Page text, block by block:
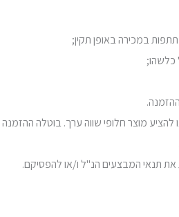
מוצר חלופי שווה ערך. בוטלה